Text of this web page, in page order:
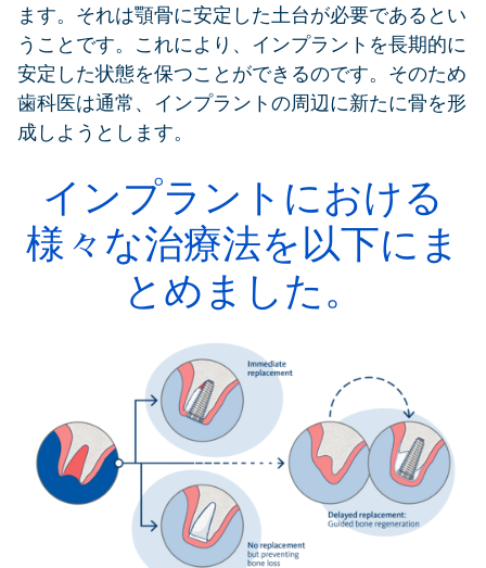
ます。それは顎骨に安定した土台が必要であるとい
うことです。これにより、インプラントを長期的に
安定した状態を保つことができるのです。そのため
歯科医は通常、インプラントの周辺に新たに骨を形
成しようとします。
インプラントにおける
様々な治療法を以下にま
とめました。